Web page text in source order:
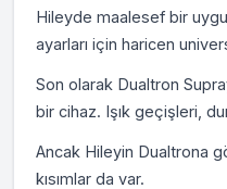
Hileyde maalesef bir
ayarları için haricen
Son olarak Dualtron
bir cihaz. Işık geçişleri,
Ancak Hileyin Dualtrona
kısımlar da var.